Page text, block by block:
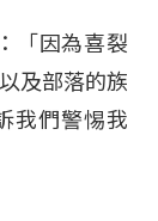
「因為喜裂
及部落的族
我們警惕我